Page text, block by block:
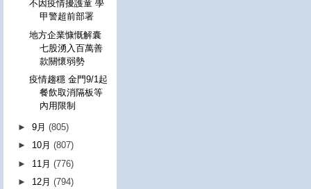
不因疫情擾護童 學
甲警超前部署
地方企業慷慨解囊
七股湧入百萬善
款關懷弱勢
疫情趨穩 金門9/1起
餐飲取消隔板等
內用限制
►9月(805)
► 10月(807)
► 11月(776)
► 12月(794)